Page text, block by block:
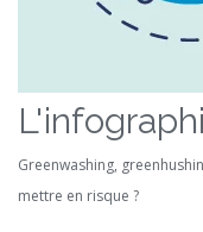
Greenwashing,
mettre en risque ?